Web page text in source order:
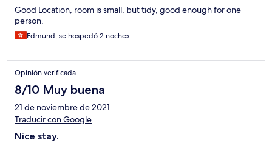
Good Location, room is small, but tidy, good enough for one
person.
Edmund, se hospedó 2 noches
Opinión verificada
8/10 Muy buena
21 de noviembre de 2021
Traducir con Google
Nice stay.